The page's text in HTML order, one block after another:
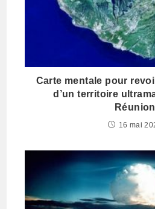
Carte mentale pour
d’un territoire
Réunion
16 mai